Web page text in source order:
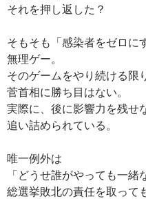
それを押し返した？
そもそも「感染者をゼロに
無理ゲー。
そのゲームをやり続ける限
菅首相に勝ち目はない。
実際に、後に影響力を残せ
追い詰められている。
唯一例外は
「どうせ誰がやっても一緒
総選挙敗北の責任を取って